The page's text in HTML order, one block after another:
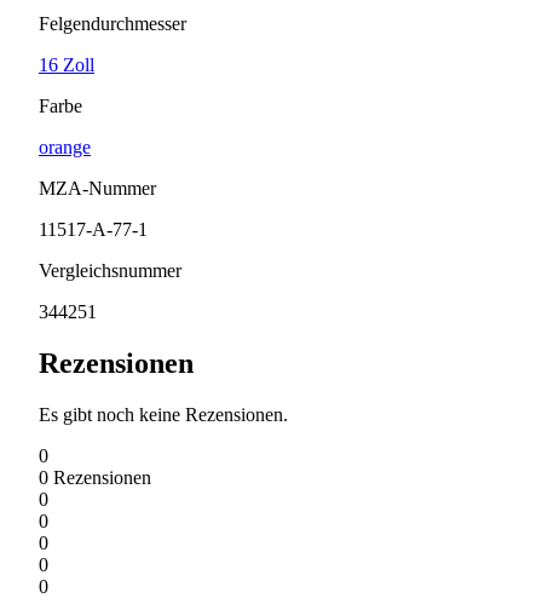
Felgendurchmesser
16 Zoll
Farbe
orange
MZA-Nummer
11517-A-77-1
Vergleichsnummer
344251
Rezensionen
Es gibt noch keine Rezensionen.
0
0 Rezensionen
0
0
0
0
0